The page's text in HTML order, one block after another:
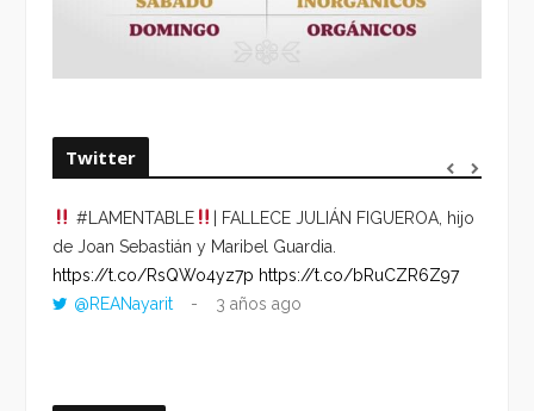
Twitter
#LAMENTABLE
| FALLECE JULIÁN FIGUEROA, hijo
de Joan Sebastián y Maribel Guardia.
https://t.co/RsQWo4yz7p https://t.co/bRuCZR6Z97
@REANayarit
3 años ago